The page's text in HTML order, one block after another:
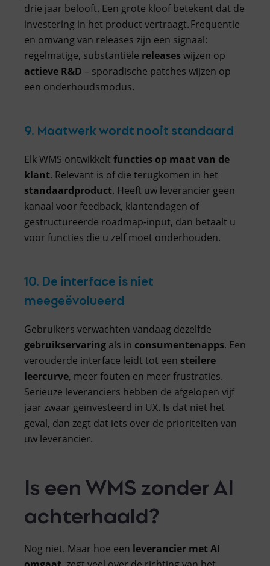
drie jaar belooft. Een grote kloof betekent dat de
investering in het product vertraagt. Frequentie
en omvang van releases zijn een signaal:
regelmatige, substantiële releases wijzen op
actieve R&D – sporadische patches wijzen op
een onderhoudsmodus.
9. Maatwerk wordt nooit standaard
Elk WMS ontwikkelt functies op maat van de
klant. Relevant is of die terugkomen in het
standaardproduct. Heeft uw leverancier geen
kanaal voor feedback, klantendagen of
gestructureerde roadmap-input, dan betaalt u
voor functies die u zelf moet onderhouden.
10. De interface is niet
meegeëvolueerd
Gebruikers verwachten vandaag dezelfde
gebruikservaring als in consumentenapps. Een
verouderde interface leidt tot een steilere
leercurve, meer fouten en meer frustraties.
Serieuze leveranciers hebben de afgelopen vijf
jaar zwaar geïnvesteerd in UX. Is dat niet het
geval, dan zegt dat iets over de prioriteiten van
uw leverancier.
Is een WMS zonder AI
achterhaald?
Nog niet. Maar hoe een leverancier metAI